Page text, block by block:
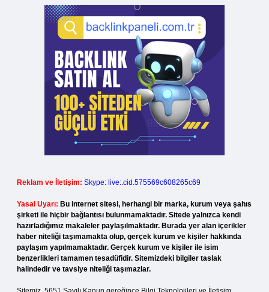
Reklam ve İletişim: Skype: live:.cid.575569c608265c69
Yasal Uyarı: Bu internet sitesi, herhangi bir marka, kurum veya şahıs
şirketi ile hiçbir bağlantısı bulunmamaktadır. Sitede yalnızca kendi
hazırladığımız makaleler paylaşılmaktadır. Burada yer alan içerikler
haber niteliği taşımamakta olup, gerçek kurum ve kişiler hakkında
paylaşım yapılmamaktadır. Gerçek kurum ve kişiler ile isim
benzerlikleri tamamen tesadüfidir. Sitemizdeki bilgiler taslak
halindedir ve tavsiye niteliği taşımazlar.